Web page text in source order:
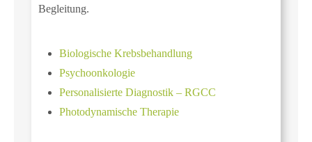
Begleitung.
Biologische Krebsbehandlung
Psychoonkologie
Personalisierte Diagnostik – RGCC
Photodynamische Therapie